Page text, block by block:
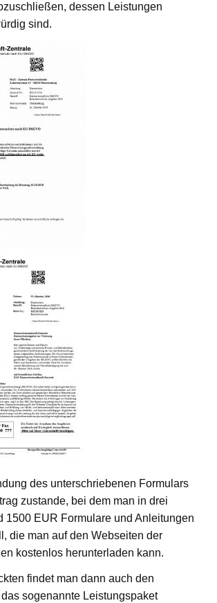
dessen Leistungen
sind.
des unterschriebenen Formulars
zustande, bei dem man in drei
1500 EUR Formulare und Anleitungen
die man auf den Webseiten der
kostenlos herunterladen kann.
findet man dann auch den
sogenannte Leistungspaket